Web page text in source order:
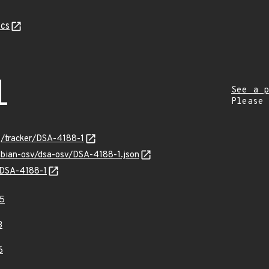
See a
DSA-4188-1
osv/dsa-osv/DSA-4188-1.json
4188-1